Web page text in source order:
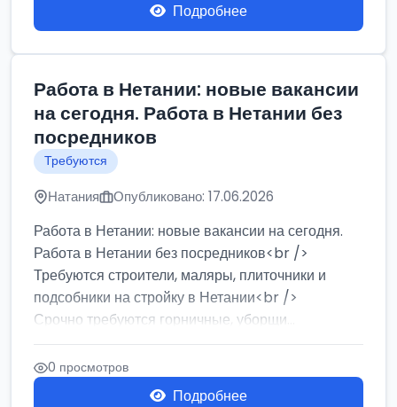
Подробнее
Работа в Нетании: новые вакансии
на сегодня. Работа в Нетании без
посредников
Требуются
Натания Опубликовано: 17.06.2026
Работа в Нетании: новые вакансии на сегодня.
Работа в Нетании без посредников<br />
Требуются строители, маляры, плиточники и
подсобники на стройку в Нетании<br />
Срочно требуются горничные, уборщи...
0 просмотров
Подробнее